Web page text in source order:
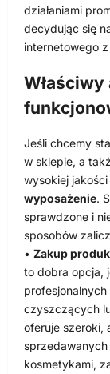
działaniami
decydując się
internetowego
Jeśli chcemy
w sklepie, a
wysokiej
wyposażenie.
sprawdzone i
sposobów
• Zakup
to dobra opcja,
czyszczących
oferuje szeroki,
kosmetykami,